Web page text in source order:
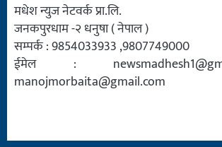
मधेश न्युज नेटवर्क प्रा.लि.
जनकपुरधाम -२ धनुषा ( नेपाल )
सम्पर्क : 9854033933 ,9807749000
ईमेल :
manojmorbaita@gmail.com